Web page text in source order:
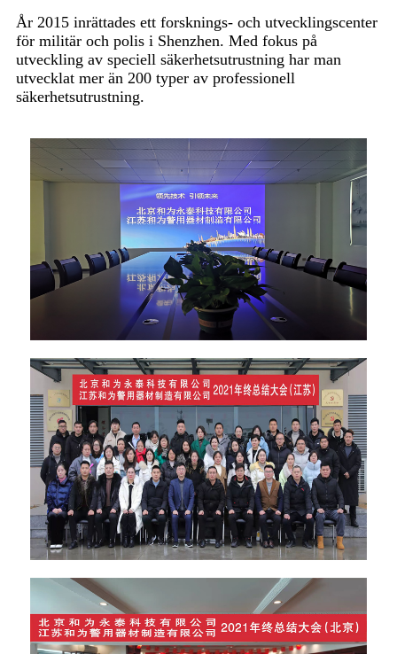
År 2015 inrättades ett forsknings- och utvecklingscenter
för militär och polis i Shenzhen. Med fokus på
utveckling av speciell säkerhetsutrustning har man
utvecklat mer än 200 typer av professionell
säkerhetsutrustning.